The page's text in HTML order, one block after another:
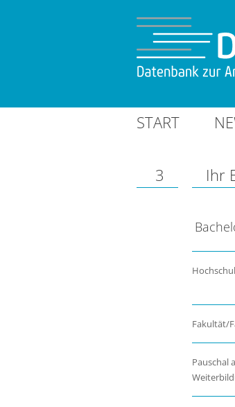
START
3 Ihr
Fakultät/
Pauschal